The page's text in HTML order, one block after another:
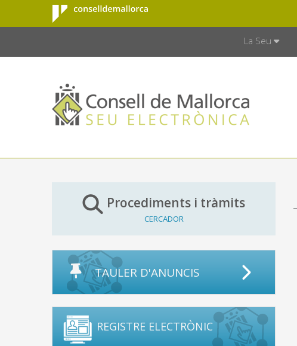
Salta al contingut principal
Consell de
Mallorca
La Seu
Procediments i tràmits
CERCADOR
TAULER D'ANUNCIS
REGISTRE ELECTRÒNIC